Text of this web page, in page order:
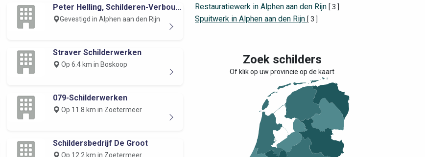
Peter Helling, Schilderen-Verbou...
Gevestigd in Alphen aan den Rijn
Straver Schilderwerken
Op 6.4 km in Boskoop
079-Schilderwerken
Op 11.8 km in Zoetermeer
Schildersbedrijf De Groot
Op 12.2 km in Zoetermeer
Restauratiewerk in Alphen aan den Rijn [ 3 ]
Spuitwerk in Alphen aan den Rijn [ 3 ]
Zoek schilders
Of klik op uw provincie op de kaart